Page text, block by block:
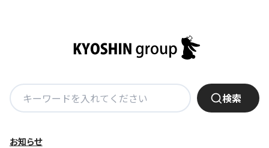
安全と安心への取り組み
活動報告
検
索:
検索
お知らせ